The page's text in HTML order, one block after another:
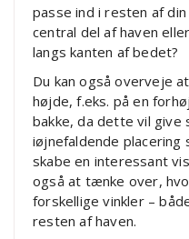
passe ind i resten af
central del af haven
langs kanten af bedet?
Du kan også overveje
højde, f.eks. på en
bakke, da dette vil give
iøjnefaldende placering
skabe en interessant
også at tænke over,
forskellige vinkler –
resten af haven.